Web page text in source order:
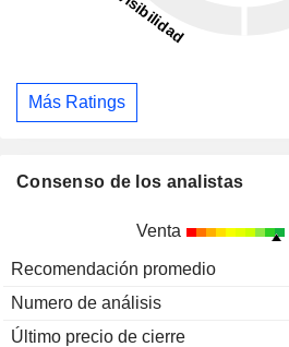
Más Ratings
Consenso de los analistas
Venta
Recomendación promedio
Numero de análisis
Último precio de cierre